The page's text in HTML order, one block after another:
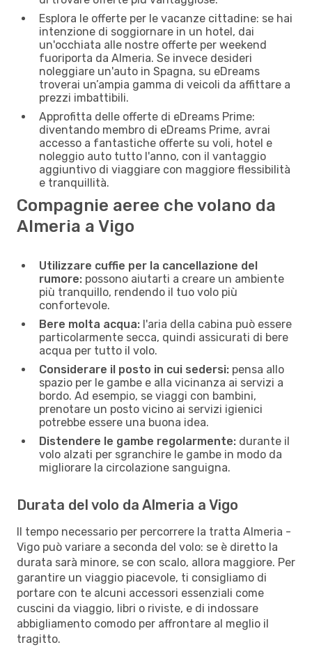
Esplora le offerte per le vacanze cittadine: se hai
intenzione di soggiornare in un hotel, dai
un'occhiata alle nostre offerte per weekend
fuoriporta da Almeria. Se invece desideri
noleggiare un'auto in Spagna, su eDreams
troverai un’ampia gamma di veicoli da affittare a
prezzi imbattibili.
Approfitta delle offerte di eDreams Prime:
diventando membro di eDreams Prime, avrai
accesso a fantastiche offerte su voli, hotel e
noleggio auto tutto l'anno, con il vantaggio
aggiuntivo di viaggiare con maggiore flessibilità
e tranquillità.
Compagnie aeree che volano da
Almeria a Vigo
Utilizzare cuffie per la cancellazione del
rumore: possono aiutarti a creare un ambiente
più tranquillo, rendendo il tuo volo più
confortevole.
Bere molta acqua: l'aria della cabina può essere
particolarmente secca, quindi assicurati di bere
acqua per tutto il volo.
Considerare il posto in cui sedersi: pensa allo
spazio per le gambe e alla vicinanza ai servizi a
bordo. Ad esempio, se viaggi con bambini,
prenotare un posto vicino ai servizi igienici
potrebbe essere una buona idea.
Distendere le gambe regolarmente: durante il
volo alzati per sgranchire le gambe in modo da
migliorare la circolazione sanguigna.
Durata del volo da Almeria a Vigo
Il tempo necessario per percorrere la tratta Almeria -
Vigo può variare a seconda del volo: se è diretto la
durata sarà minore, se con scalo, allora maggiore. Per
garantire un viaggio piacevole, ti consigliamo di
portare con te alcuni accessori essenziali come
cuscini da viaggio, libri o riviste, e di indossare
abbigliamento comodo per affrontare al meglio il
tragitto.